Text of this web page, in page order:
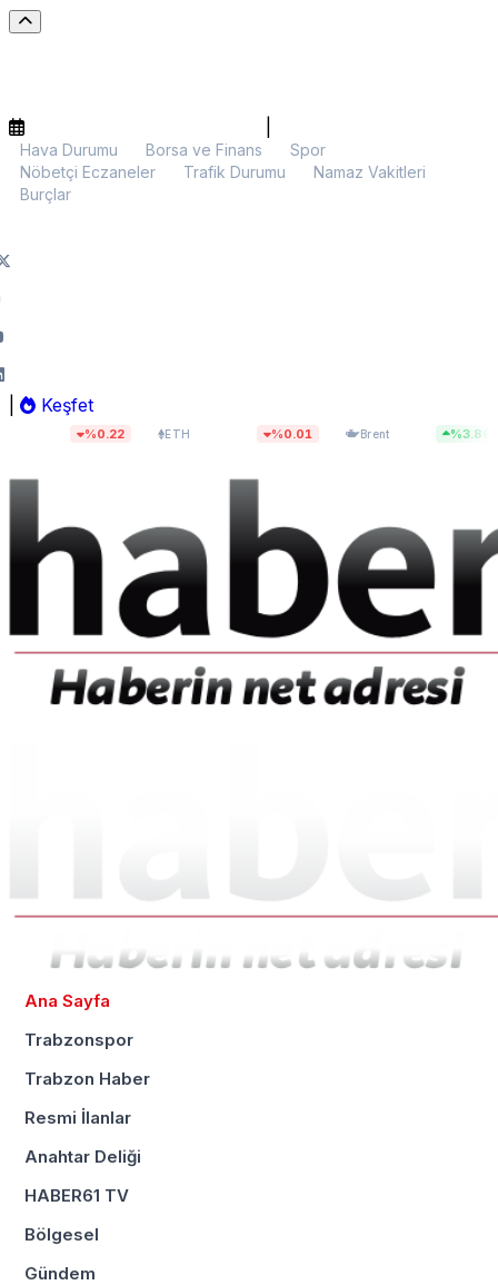
Hava Durumu Borsa ve Finans
Spor
Nöbetçi Eczaneler
Trafik Durumu
Namaz Vakitleri
Burçlar
Keşfet
ETH $1.913,75 Brent $82,52 %3.86 BIST
Ana Sayfa
Trabzonspor
Trabzon Haber
Resmi İlanlar
Anahtar Deliği
HABER61 TV
Bölgesel
Gündem